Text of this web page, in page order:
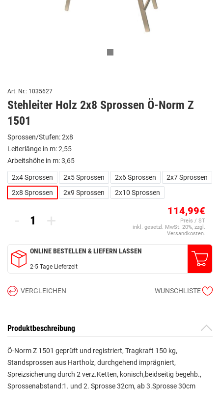
Art. Nr.: 1035627
Stehleiter Holz 2x8 Sprossen Ö-Norm Z
1501
Sprossen/Stufen: 2x8
Leiterlänge in m: 2,55
Arbeitshöhe in m: 3,65
2x4 Sprossen 2x5 Sprossen 2x6 Sprossen
2x7 Sprossen
2x8 Sprossen
2x9 Sprossen 2x10 Sprossen
- + 114,99€
Preis / ST
inkl. gesetzl. MwSt. 20%, zzgl.
Versandkosten.
ONLINE BESTELLEN & LIEFERN LASSEN
2-5 Tage Lieferzeit
VERGLEICHEN WUNSCHLISTE
Produktbeschreibung
Ö-Norm Z 1501 geprüft und registriert, Tragkraft 150 kg,
Standsprossen aus Hartholz, durchgehend imprägniert,
Spreizsicherung durch 2 verz.Ketten, konisch,beidseitig begehb.,
Sprossenabstand:1. und 2. Sprosse 32cm, ab 3.Sprosse 30cm